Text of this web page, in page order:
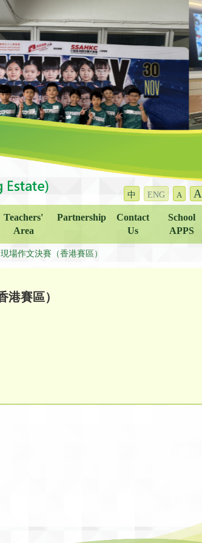
中 ENG A A
Teachers'
Area
Partnership
Contact
Us
School
APPS
場作文決賽（香港賽區）
港賽區）